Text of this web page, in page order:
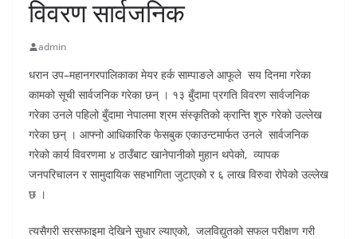
विवरण सार्वजनिक
admin
धरान उप–महानगरपालिकाका मेयर हर्क साम्पाङले आफूले सय दिनमा गरेका
कामको सूची सार्वजनिक गरेका छन् । १३ बुँदामा प्रगति विवरण सार्वजनिक
गरेका उनले पहिलो बुँदामा नेपालमा श्रम संस्कृतिको क्रान्ति शुरु गरेको उल्लेख
गरेका छन् । आफ्नो आधिकारिक फेसबुक एकाउन्टमार्फत उनले सार्वजनिक
गरेको कार्य विवरणमा ४ ठाउँबाट खानेपानीको मुहान थपेको, व्यापक
जनपरिचालन र सामुदायिक सहभागिता जुटाएको र ६ लाख विरुवा रोपेको उल्लेख
छ ।
त्यसैगरी सरसफाइमा देखिने सुधार ल्याएको, जलविद्युतको सफल परीक्षण गरी